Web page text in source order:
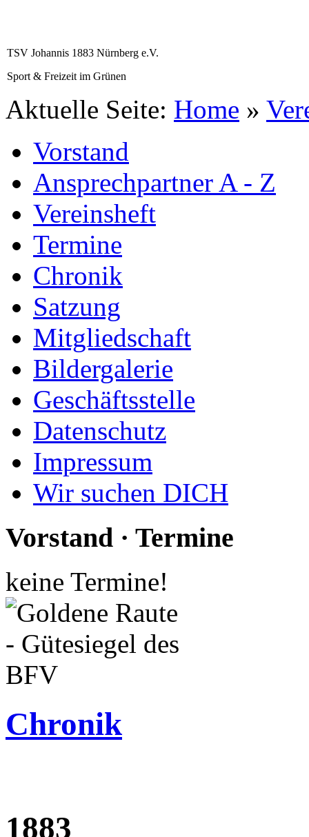
TSV Johannis 1883 Nürnberg e.V.
Sport & Freizeit im Grünen
Aktuelle Seite: Home »
Vorstand
Ansprechpartner A - Z
Vereinsheft
Termine
Chronik
Satzung
Mitgliedschaft
Bildergalerie
Geschäftsstelle
Datenschutz
Impressum
Wir suchen DICH
Vorstand · Termine
keine Termine!
Chronik
1883